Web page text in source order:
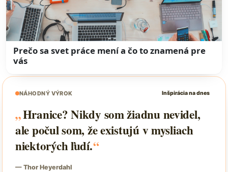
Prečo sa svet práce mení a čo to znamená pre
vás